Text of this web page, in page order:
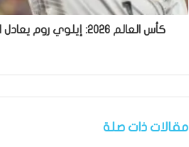
كأس العالم 2026: إيلوي روم يعادل الرقم القياسي ويصنع كوراكاو التاريخ
مقالات ذات صلة